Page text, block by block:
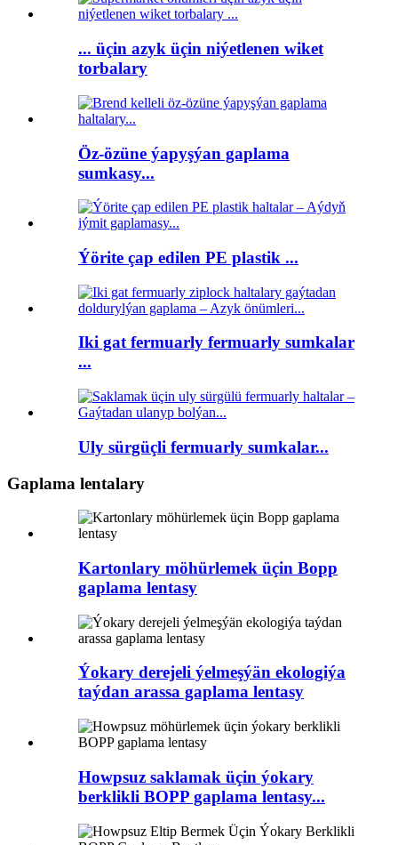
... üçin azyk üçin niýetlenen wiket
torbalary
Öz-özüne ýapyşýan gaplama
sumkasy...
Ýörite çap edilen PE plastik ...
Iki gat fermuarly fermuarly sumkalar
...
Uly sürgüçli fermuarly sumkalar...
Gaplama lentalary
Kartonlary möhürlemek üçin Bopp
gaplama lentasy
Ýokary derejeli ýelmeşýän ekologiýa
taýdan arassa gaplama lentasy
Howpsuz saklamak üçin ýokary
berklikli BOPP gaplama lentasy...